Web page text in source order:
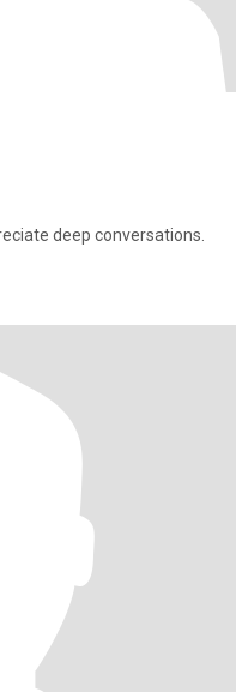
deep conversations.